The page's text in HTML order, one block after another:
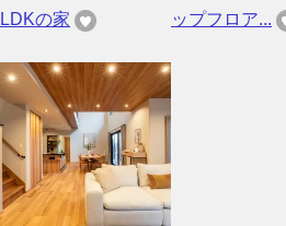
LDKの家
ップフロア...